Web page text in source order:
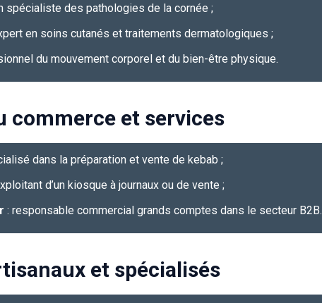
spécialiste des pathologies de la cornée ;
en soins cutanés et traitements dermatologiques ;
du mouvement corporel et du bien-être physique.
commerce et services
dans la préparation et vente de kebab ;
d’un kiosque à journaux ou de vente ;
: responsable commercial grands comptes dans le secteur B2B.
et spécialisés